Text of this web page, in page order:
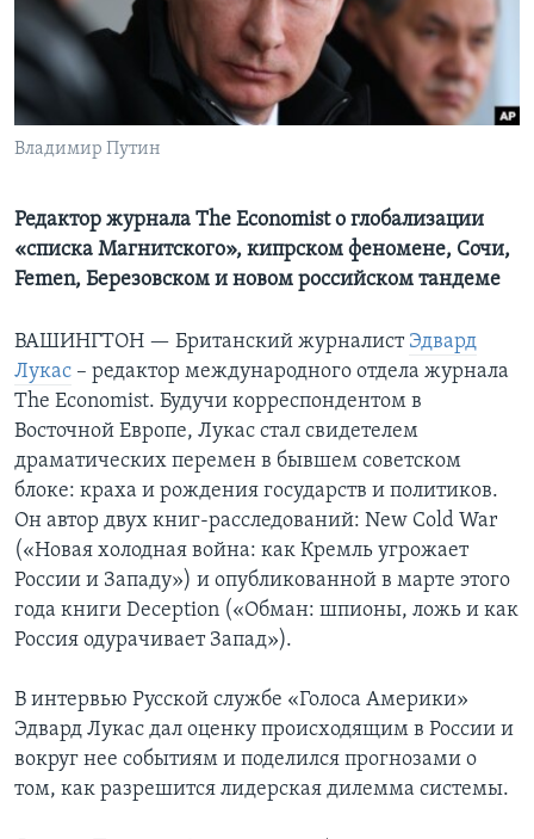
Learning English
Языки
Владимир Путин
Редактор журнала The Economist о глобализации
«списка Магнитского», кипрском феномене, Сочи,
Femen, Березовском и новом российском тандеме
ВАШИНГТОН — Британский журналист Эдвард
Лукас – редактор международного отдела журнала
The Economist. Будучи корреспондентом в
Восточной Европе, Лукас стал свидетелем
драматических перемен в бывшем советском
блоке: краха и рождения государств и политиков.
Он автор двух книг-расследований: New Cold War
(«Новая холодная война: как Кремль угрожает
России и Западу») и опубликованной в марте этого
года книги Deception («Обман: шпионы, ложь и как
Россия одурачивает Запад»).
В интервью Русской службе «Голоса Америки»
Эдвард Лукас дал оценку происходящим в России и
вокруг нее событиям и поделился прогнозами о
том, как разрешится лидерская дилемма системы.